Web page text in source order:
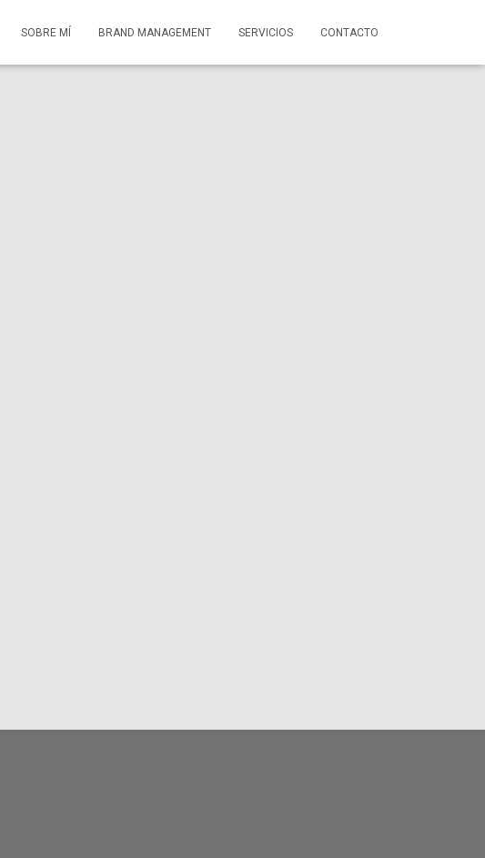
SOBRE MÍ BRAND MANAGEMENT SERVICIOS CONTACTO